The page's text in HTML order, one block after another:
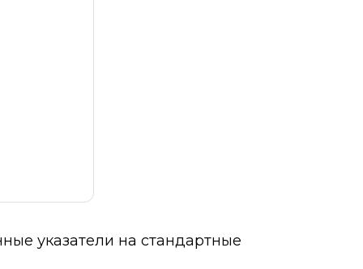
указатели на стандартные